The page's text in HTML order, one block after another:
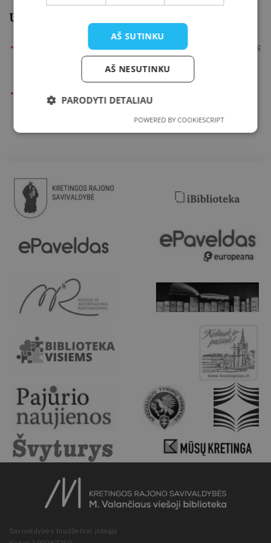
Užsiėmimų metu:
Susipažinsite su LEGO Mindstorms EV3 robotais
bei jų galimybėmis;
Sukonstruosite savo robotą ir išmoksite jį
Savivaldybės biudžetinė įstaiga
AŠ SUTINKU
AŠ NESUTINKU
PARODYTI DETALIAU
POWERED BY COOKIESCRIPT